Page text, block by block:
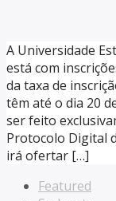
A Universidade
está com
da taxa de
têm até o dia 20
ser feito
Protocolo Digital
irá ofertar […]
Featured